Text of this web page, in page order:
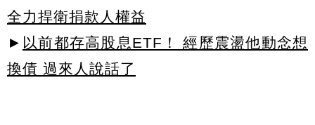
全力捍衛捐款人權益
► 以前都存高股息ETF！ 經歷震盪他動念想
換債 過來人說話了